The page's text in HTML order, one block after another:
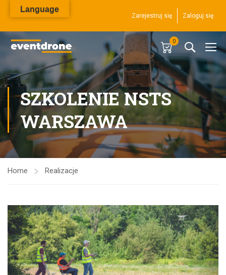
Zarejestruj się Zaloguj się
0
SZKOLENIE NSTS
WARSZAWA
Home Realizacje
Language